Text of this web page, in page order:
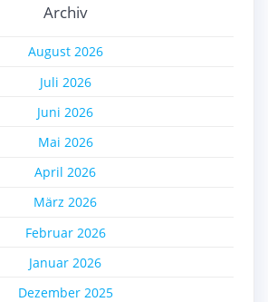
Archiv
August 2026
Juli 2026
Juni 2026
Mai 2026
April 2026
März 2026
Februar 2026
Januar 2026
Dezember 2025